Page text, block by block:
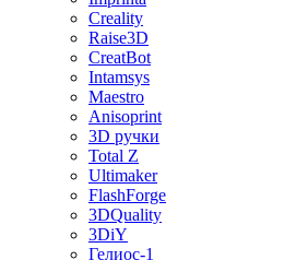
Creality
Raise3D
CreatBot
Intamsys
Maestro
Anisoprint
3D ручки
Total Z
Ultimaker
FlashForge
3DQuality
3DiY
Гелиос-1